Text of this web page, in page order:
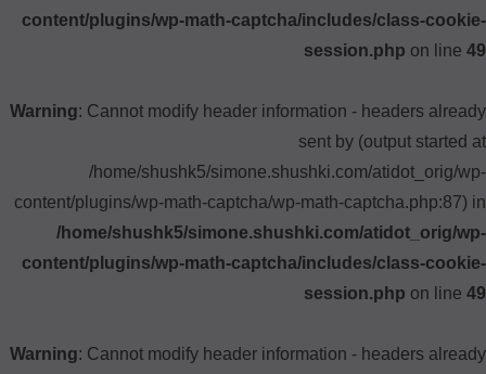
content/plugins/wp-math-captcha/includes/class-cookie-
session.php on line 49
Warning: Cannot modify header information - headers already
sent by (output started at
/home/shushk5/simone.shushki.com/atidot_orig/wp-
content/plugins/wp-math-captcha/wp-math-captcha.php:87) in
/home/shushk5/simone.shushki.com/atidot_orig/wp-
content/plugins/wp-math-captcha/includes/class-cookie-
session.php on line 49
Warning: Cannot modify header information - headers already